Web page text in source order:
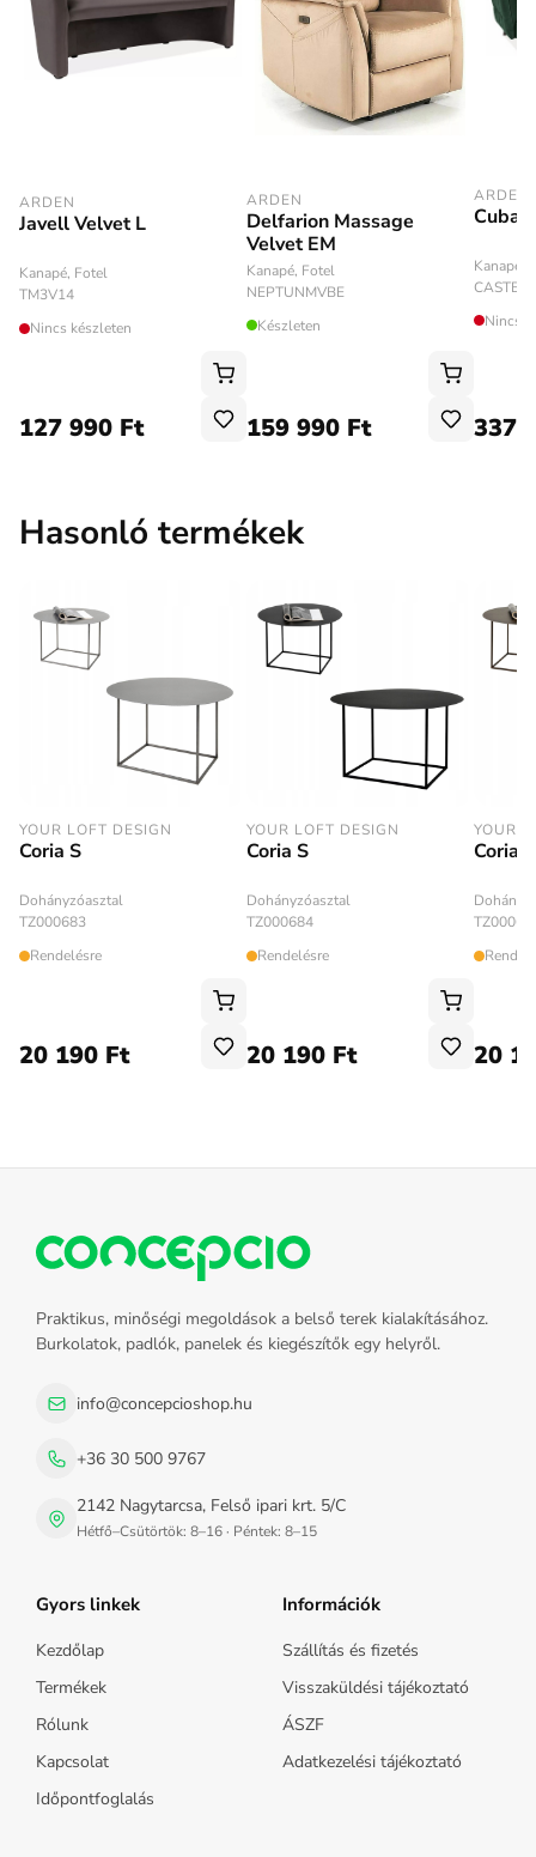
ARDEN
Javell Velvet L
Kanapé, Fotel
TM3V14
Nincs készleten
127 990 Ft
ARDEN
Delfarion Massage
Velvet EM
Kanapé, Fotel
NEPTUNMVBE
Készleten
159 990 Ft
ARDEN
Kanapé,
Nincs
337
Hasonló termékek
YOUR LOFT DESIGN
Coria S
Dohányzóasztal
TZ000683
Rendelésre
20 190 Ft
YOUR LOFT DESIGN
Coria S
Dohányzóasztal
TZ000684
Rendelésre
20 190 Ft
YOUR
Coria S
20
Praktikus, minőségi megoldások a belső terek kialakításához.
Burkolatok, padlók, panelek és kiegészítők egy helyről.
info@concepcioshop.hu
+36 30 500 9767
2142 Nagytarcsa, Felső ipari krt. 5/C
Hétfő–Csütörtök: 8–16 · Péntek: 8–15
Gyors linkek
Kezdőlap
Termékek
Rólunk
Kapcsolat
Időpontfoglalás
Információk
Szállítás és fizetés
Visszaküldési tájékoztató
ÁSZF
Adatkezelési tájékoztató